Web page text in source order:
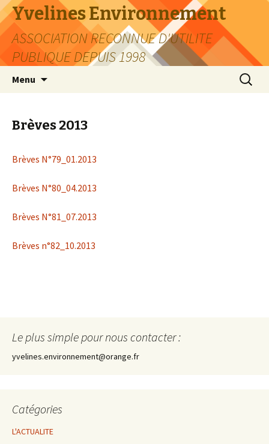
Yvelines Environnement
ASSOCIATION RECONNUE D'UTILITE
PUBLIQUE DEPUIS 1998
Menu
Brèves 2013
Brèves N°79_01.2013
Brèves N°80_04.2013
Brèves N°81_07.2013
Brèves n°82_10.2013
Le plus simple pour nous contacter :
yvelines.environnement@orange.fr
Catégories
L'ACTUALITE